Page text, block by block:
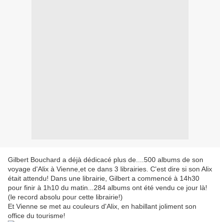
Gilbert Bouchard a déjà dédicacé plus de....500 albums de son
voyage d'Alix à Vienne,et ce dans 3 librairies. C'est dire si son Alix
était attendu! Dans une librairie, Gilbert a commencé à 14h30
pour finir à 1h10 du matin...284 albums ont été vendu ce jour là!
(le record absolu pour cette librairie!)
Et Vienne se met au couleurs d'Alix, en habillant joliment son
office du tourisme!